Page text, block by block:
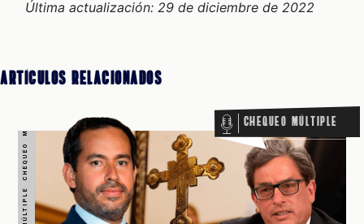
Última actualización: 29 de diciembre de 2022
Artículos Relacionados
Chequeo Múltiple